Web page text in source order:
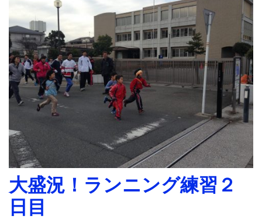
大盛況！ランニング練習２
日目